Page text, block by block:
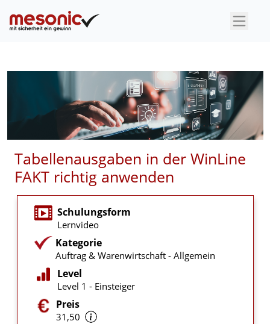
×
Tabellenausgaben in der WinLine
FAKT richtig anwenden
Schulungsform
Lernvideo
Kategorie
Auftrag & Warenwirtschaft - Allgemein
Level
Level 1 - Einsteiger
Preis
31,50